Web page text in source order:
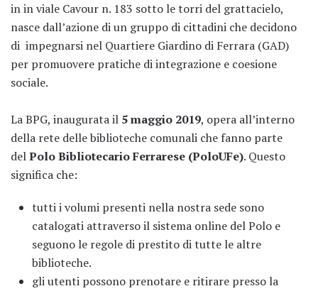
in in viale Cavour n. 183 sotto le torri del grattacielo,
nasce dall’azione di un gruppo di cittadini che decidono
di impegnarsi nel Quartiere Giardino di Ferrara (GAD)
per promuovere pratiche di integrazione e coesione
sociale.
La BPG, inaugurata il 5 maggio 2019, opera all’interno
della rete delle biblioteche comunali che fanno parte
delPolo Bibliotecario Ferrarese (PoloUFe). Questo
significa che:
tutti i volumi presenti nella nostra sede sono
catalogati attraverso il sistema online del Polo e
seguono le regole di prestito di tutte le altre
biblioteche.
gli utenti possono prenotare e ritirare presso la